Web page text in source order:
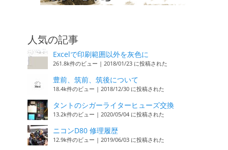
人気の記事
Excelで印刷範囲以外を灰色に
261.8k件のビュー | 2018/01/23 に投稿された
豊前、筑前、筑後について
18.4k件のビュー | 2018/12/30 に投稿された
タントのシガーライターヒューズ交換
13.2k件のビュー | 2020/05/04 に投稿された
ニコンD80 修理履歴
12.9k件のビュー | 2019/06/03 に投稿された